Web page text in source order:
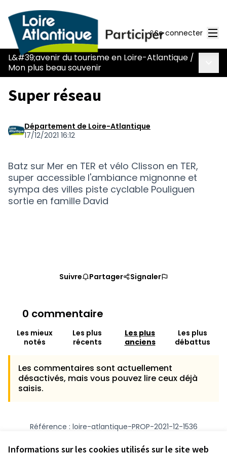
Informations sur les cookies utilisés sur le site web
Se connecter
L&#39;avenir du tourisme en Loire-Atlantique /
Mon plus beau souvenir
Super réseau
Département de Loire-Atlantique
17/12/2021 16:12
Batz sur Mer en TER et vélo Clisson en TER,
super accessible l'ambiance mignonne et
sympa des villes piste cyclable Pouliguen
sortie en famille David
Suivre Partager Signaler
0 commentaire
Les mieux
notés
Les plus
récents
Les plus
anciens
Les plus
débattus
Les commentaires sont actuellement
désactivés, mais vous pouvez lire ceux déjà
saisis.
Référence : loire-atlantique-PROP-2021-12-1536
Vérifiez l'empreinte numérique